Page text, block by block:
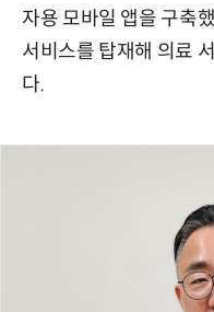
자용 모바일 앱을 구축
서비스를 탑재해 의료
다.